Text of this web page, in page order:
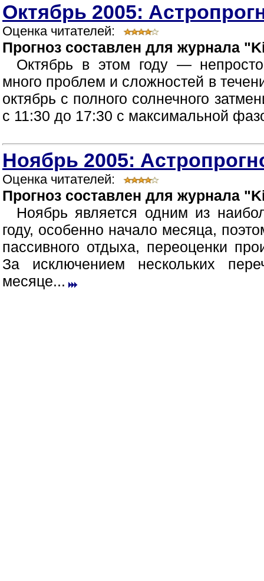
Октябрь 2005:
Оценка читателей:
Прогноз составлен для журнала
Октябрь в этом году —
много проблем и сложностей в
октябрь с полного солнечного
с 11:30 до 17:30 с максимальной
Ноябрь 2005:
Оценка читателей:
Прогноз составлен для журнала
Ноябрь является одним из
году, особенно начало месяца,
пассивного отдыха, переоценки
За исключением нескольких
месяце...